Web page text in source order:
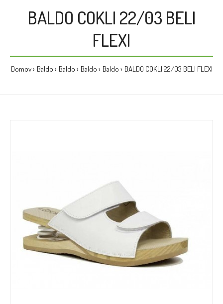
BALDO COKLI 22/03 BELI
FLEXI
Domov Baldo Baldo Baldo Baldo BALDO COKLI 22/03 BELI FLEXI